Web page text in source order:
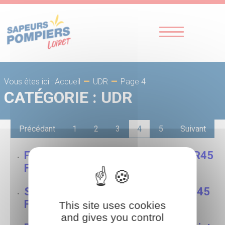
Vous êtes ici : Accueil - UDR - Page 4
CATÉGORIE : UDR
Précédant 1 2 3 4 5 Suivant
Feu d’appartement à Orléans ©UDR45
Florian AECK – 05 Décembre 2021
Sainte-Barbe à Chamerolles ©UDR45
Florian AECK – 04 Décembre 2021
This site uses cookies
and gives you control